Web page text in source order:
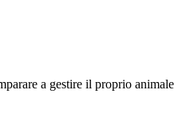
a gestire il proprio animale